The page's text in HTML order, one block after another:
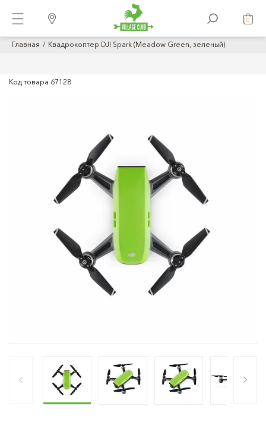
0
Главная Квадрокоптер DJI Spark (Meadow Green, зеленый)
Код товара 67128